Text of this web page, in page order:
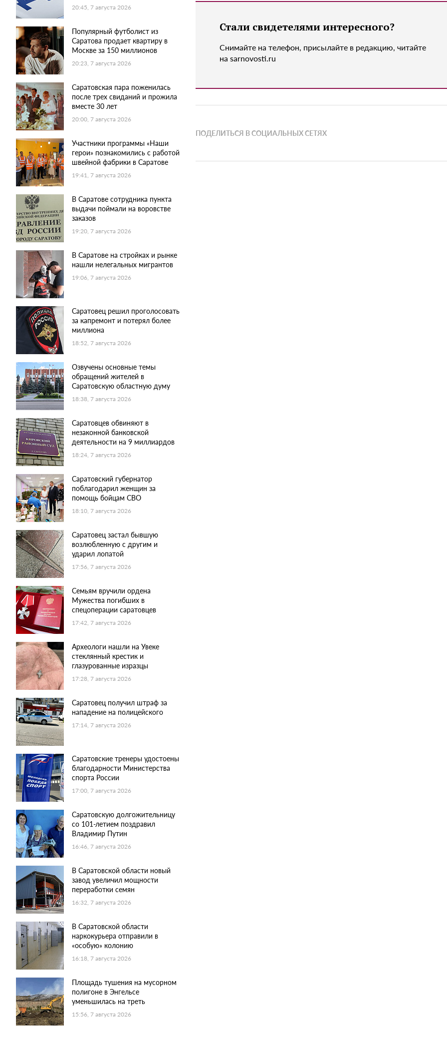
20:45, 7 августа 2026
Популярный футболист из
Саратова продает квартиру в
Москве за 150 миллионов
20:23, 7 августа 2026
Саратовская пара поженилась
после трех свиданий и прожила
вместе 30 лет
20:00, 7 августа 2026
Участники программы «Наши
герои» познакомились с работой
швейной фабрики в Саратове
19:41, 7 августа 2026
В Саратове сотрудника пункта
выдачи поймали на воровстве
заказов
19:20, 7 августа 2026
В Саратове на стройках и рынке
нашли нелегальных мигрантов
19:06, 7 августа 2026
Саратовец решил проголосовать
за капремонт и потерял более
миллиона
18:52, 7 августа 2026
Озвучены основные темы
обращений жителей в
Саратовскую областную думу
18:38, 7 августа 2026
Саратовцев обвиняют в
незаконной банковской
деятельности на 9 миллиардов
18:24, 7 августа 2026
Саратовский губернатор
поблагодарил женщин за
помощь бойцам СВО
18:10, 7 августа 2026
Саратовец застал бывшую
возлюбленную с другим и
ударил лопатой
17:56, 7 августа 2026
Семьям вручили ордена
Мужества погибших в
спецоперации саратовцев
17:42, 7 августа 2026
Археологи нашли на Увеке
стеклянный крестик и
глазурованные изразцы
17:28, 7 августа 2026
Саратовец получил штраф за
нападение на полицейского
17:14, 7 августа 2026
Саратовские тренеры удостоены
благодарности Министерства
спорта России
17:00, 7 августа 2026
Саратовскую долгожительницу
со 101-летием поздравил
Владимир Путин
16:46, 7 августа 2026
В Саратовской области новый
завод увеличил мощности
переработки семян
16:32, 7 августа 2026
В Саратовской области
наркокурьера отправили в
«особую» колонию
16:18, 7 августа 2026
Площадь тушения на мусорном
полигоне в Энгельсе
уменьшилась на треть
15:56, 7 августа 2026
Стали свидетелями интересного?
Снимайте на телефон, присылайте в редакцию, читайте
на sarnovosti.ru
ПОДЕЛИТЬСЯ В СОЦИАЛЬНЫХ СЕТЯХ